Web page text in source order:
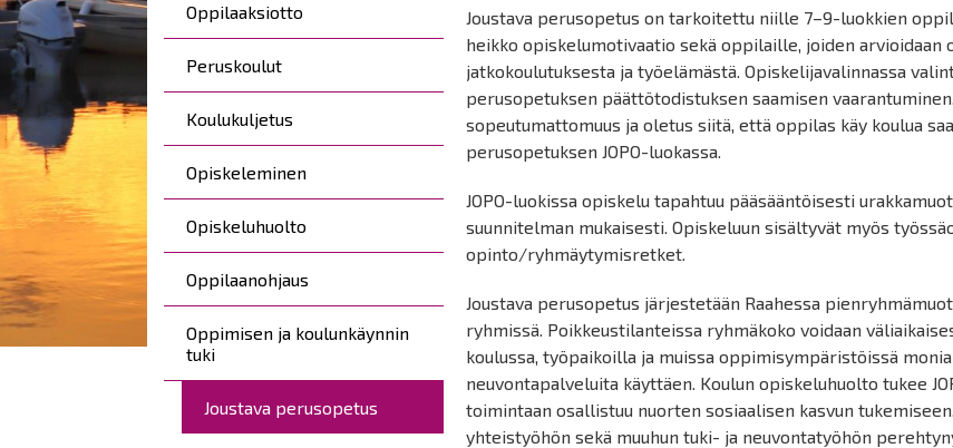
Oppilaaksiotto
Peruskoulut
Koulukuljetus
Opiskeleminen
Opiskeluhuolto
Oppilaanohjaus
Oppimisen ja koulunkäynnin
tuki
Joustava perusopetus
Joustava perusopetus on tarkoitettu niille 7–9-luokkien
heikko opiskelumotivaatio sekä oppilaille, joiden arvioidaan
jatkokoulutuksesta ja työelämästä. Opiskelijavalinnassa
perusopetuksen päättötodistuksen saamisen
sopeutumattomuus ja oletus siitä, että oppilas käy koulua
perusopetuksen JOPO-luokassa.
JOPO-luokissa opiskelu tapahtuu pääsääntöisesti
suunnitelman mukaisesti. Opiskeluun sisältyvät myös
opinto/ryhmäytymisretket.
Joustava perusopetus järjestetään Raahessa
ryhmissä. Poikkeustilanteissa ryhmäkoko voidaan
koulussa, työpaikoilla ja muissa oppimisympäristöissä
neuvontapalveluita käyttäen. Koulun opiskeluhuolto tukee
toimintaan osallistuu nuorten sosiaalisen kasvun
yhteistyöhön sekä muuhun tuki- ja neuvontatyöhön